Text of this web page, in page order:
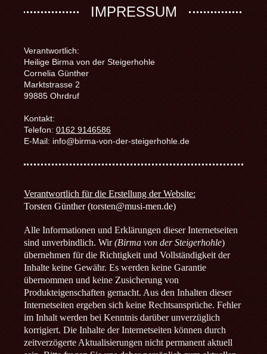
IMPRESSUM
Verantwortlich:
Heilige Birma von der Steigerhohle
Cornelia Günther
Marktstrasse 2
99885 Ohrdruf
Kontakt:
Telefon:0162 9146586
E-Mail: info@birma-von-der-steigerhohle.de
Verantwortlich für die Erstellung der Website:
Torsten Günther (torsten@musi-men.de)
Alle Informationen und Erklärungen dieser Internetseiten
sind unverbindlich. Wir(Birma von der Steigerhohle)
übernehmen für die Richtigkeit und Vollständigkeit der
Inhalte keine Gewähr. Es werden keine Garantie
übernommen und keine Zusicherung von
Produkteigenschaften gemacht. Aus den Inhalten dieser
Internetseiten ergeben sich keine Rechtsansprüche. Fehler
im Inhalt werden bei Kenntnis darüber unverzüglich
korrigiert. Die Inhalte der Internetseiten können durch
zeitverzögerte Aktualisierungen nicht permanent aktuell